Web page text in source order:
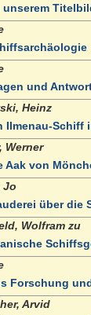
unserem
und
Heinz
Ilmenau-Schiff
Werner
Aak von
Jo
über die
Wolfram zu
Forschung
Arvid